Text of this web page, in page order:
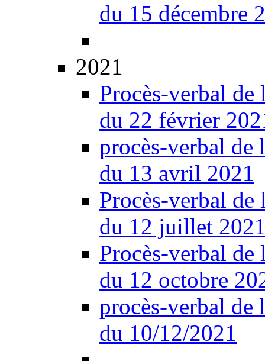
du 15 décembre
2021
Procès-verbal
du 22 février
procès-verbal
du 13 avril 2021
Procès-verbal
du 12 juillet
Procès-verbal
du 12 octobre
procès-verbal
du 10/12/2021